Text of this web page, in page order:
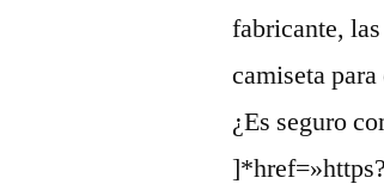
fabricante,
camiseta
¿Es seguro